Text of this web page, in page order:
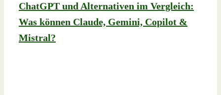
ChatGPT und Alternativen im Vergleich:
Was können Claude, Gemini, Copilot &
Mistral?